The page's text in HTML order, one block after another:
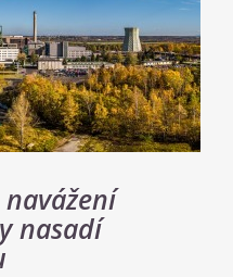
nasadí